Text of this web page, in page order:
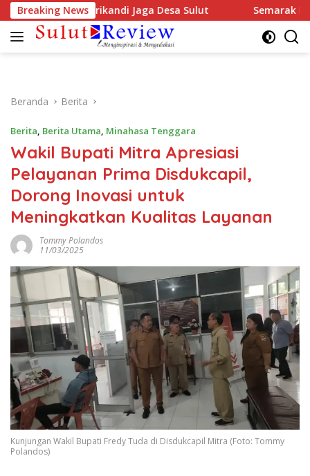
Langsung
ke
konten
Breaking News
DPD Srikandi Jaga Desa Sulut Semarak HUT
Beranda Berita
Berita, Berita Utama, Minahasa Tenggara
Wakil Bupati Mitra Apresiasi
Pelayanan Prima Disdukcapil,
Dorong Inovasi untuk
Meningkatkan Kualitas Layanan
Tommy Polandos
11/03/2025
Kunjungan Wakil Bupati Fredy Tuda di Disdukcapil Mitra (Foto: Tommy
Polandos)